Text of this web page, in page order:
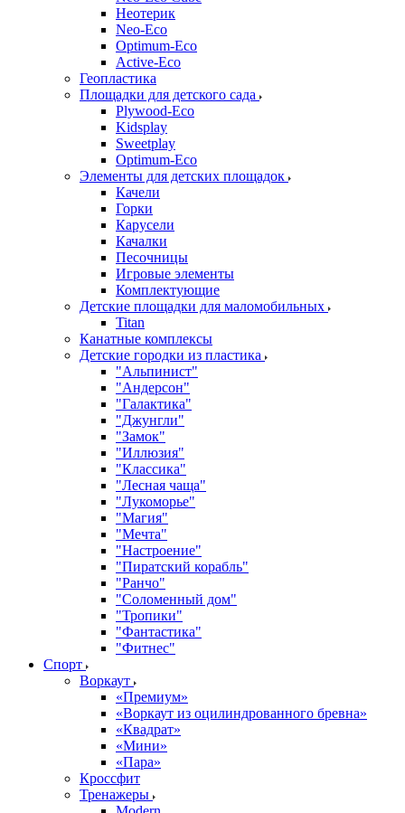
Неотерик
Neo-Eco
Оptimum-Еco
Active-Eco
Геопластика
Площадки для детского сада
Plywood-Eco
Kidsplay
Sweetplay
Оptimum-Еco
Элементы для детских площадок
Качели
Горки
Карусели
Качалки
Песочницы
Игровые элементы
Комплектующие
Детские площадки для маломобильных
Titan
Канатные комплексы
Детские городки из пластика
"Альпинист"
"Андерсон"
"Галактика"
"Джунгли"
"Замок"
"Иллюзия"
"Классика"
"Лесная чаща"
"Лукоморье"
"Магия"
"Мечта"
"Настроение"
"Пиратский корабль"
"Ранчо"
"Соломенный дом"
"Тропики"
"Фантастика"
"Фитнес"
Спорт
Воркаут
«Премиум»
«Воркаут из оцилиндрованного бревна»
«Квадрат»
«Мини»
«Пара»
Кроссфит
Тренажеры